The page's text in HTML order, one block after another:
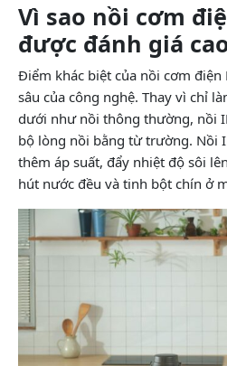
Vì sao nồi cơm
được đánh giá
Điểm khác biệt của nồi cơm điện
sâu của công nghệ. Thay vì chỉ
dưới như nồi thông thường, nồi
bộ lòng nồi bằng từ trường. Nồi
thêm áp suất, đẩy nhiệt độ sôi
hút nước đều và tinh bột chín ở